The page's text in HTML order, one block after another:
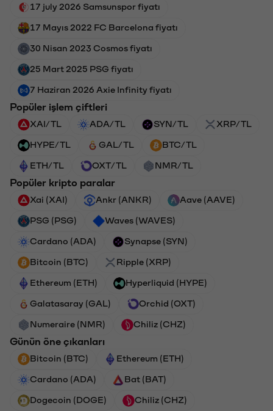
17 july 2026 Samsunspor fiyatı
17 Mayıs 2022 FC Barcelona fiyatı
30 Nisan 2023 Cosmos fiyatı
25 Mart 2025 PSG fiyatı
7 Haziran 2026 Axie Infinity fiyatı
Popüler işlem çiftleri
XAI/TL ADA/TL SYN/TL XRP/TL
HYPE/TL GAL/TL BTC/TL
ETH/TL OXT/TL NMR/TL
Popüler kripto paralar
Xai (XAI) Ankr (ANKR) Aave (AAVE)
PSG (PSG) Waves (WAVES)
Cardano (ADA) Synapse (SYN)
Bitcoin (BTC) Ripple (XRP)
Ethereum (ETH) Hyperliquid (HYPE)
Galatasaray (GAL) Orchid (OXT)
Numeraire (NMR) Chiliz (CHZ)
Günün öne çıkanları
Bitcoin (BTC) Ethereum (ETH)
Cardano (ADA) Bat (BAT)
Dogecoin (DOGE) Chiliz (CHZ)